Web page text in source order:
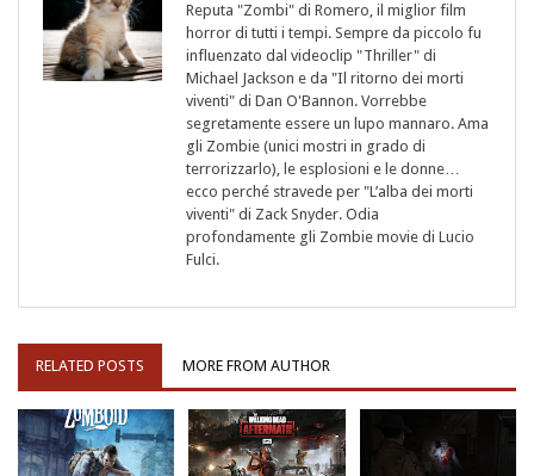
Reputa "Zombi" di Romero, il miglior film
horror di tutti i tempi. Sempre da piccolo fu
influenzato dal videoclip "Thriller" di
Michael Jackson e da "Il ritorno dei morti
viventi" di Dan O'Bannon. Vorrebbe
segretamente essere un lupo mannaro. Ama
gli Zombie (unici mostri in grado di
terrorizzarlo), le esplosioni e le donne…
ecco perché stravede per "L’alba dei morti
viventi" di Zack Snyder. Odia
profondamente gli Zombie movie di Lucio
Fulci.
RELATED POSTS MORE FROM AUTHOR